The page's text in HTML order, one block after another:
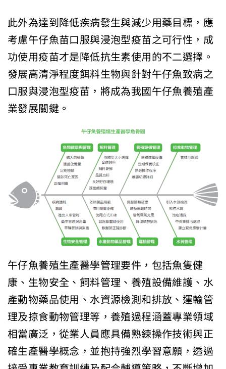
此外為達到降低疾病發生與減少用藥目標，應
考慮午仔魚苗口服與浸泡型疫苗之可行性，成
功使用疫苗才是降低抗生素使用的不二選擇。
發展高清淨程度餌料生物與針對午仔魚致病之
口服與浸泡型疫苗，將成為我國午仔魚養殖產
業發展關鍵。
午仔魚養殖生產醫學管理要件，包括魚隻健
康、生物安全、飼料管理、養殖設備維護、水
產動物藥品使用、水資源檢測和排放、運輸管
理及掠食動物管理等，養殖過程涵蓋專業領域
相當廣泛，從業人員應具備熟練操作技術與正
確生產醫學概念，並抱持強烈學習意願，透過